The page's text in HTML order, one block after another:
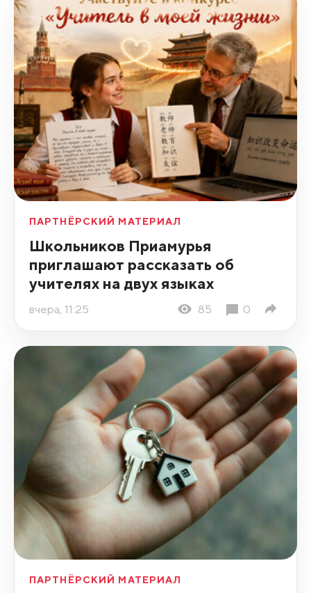
ПАРТНЁРСКИЙ МАТЕРИАЛ
Школьников Приамурья
приглашают рассказать об
учителях на двух языках
вчера, 11:25 85 0
ПАРТНЁРСКИЙ МАТЕРИАЛ